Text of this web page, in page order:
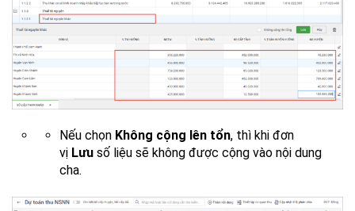
Nếu chọn Không cộng lên tổn, thì khi đơn
vị Lưu số liệu sẽ không được cộng vào nội dung
cha.